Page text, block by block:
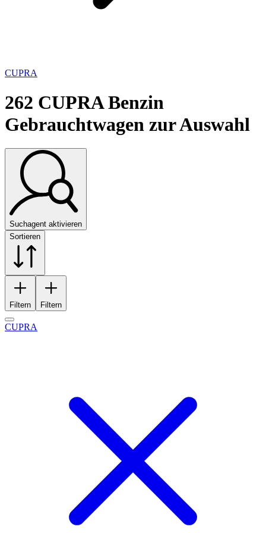
CUPRA
262 CUPRA Benzin
Gebrauchtwagen zur Auswahl
Suchagent aktivieren
Sortieren
Filtern Filtern
CUPRA